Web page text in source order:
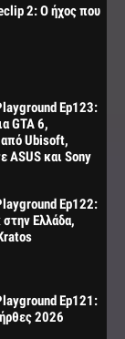
2: Ο ήχος που
Ep123:
GTA 6,
Ubisoft,
ASUS και Sony
Ep122:
στην Ελλάδα,
Ep121:
2026